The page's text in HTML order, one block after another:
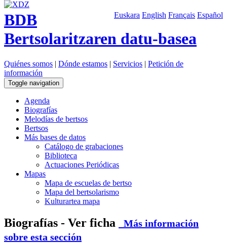
Euskara English Français Español
BDB
Bertsolaritzaren datu-basea
Quiénes somos | Dónde estamos | Servicios | Petición de
información
Toggle navigation
Agenda
Biografías
Melodías de bertsos
Bertsos
Más bases de datos
Catálogo de grabaciones
Biblioteca
Actuaciones Periódicas
Mapas
Mapa de escuelas de bertso
Mapa del bertsolarismo
Kulturartea mapa
Biografías - Ver ficha
Más información
sobre esta sección